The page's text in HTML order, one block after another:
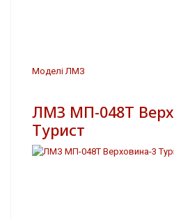
Моделі ЛМЗ
ЛМЗ МП-048Т
Турист